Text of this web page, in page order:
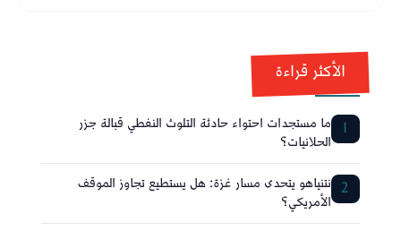
الأكثر قراءة
1 ما مستجدات احتواء حادثة التلوث النفطي قبالة جزر
الحلانيات؟
2 نتنياهو يتحدى مسار غزة: هل يستطيع تجاوز الموقف
الأمريكي؟